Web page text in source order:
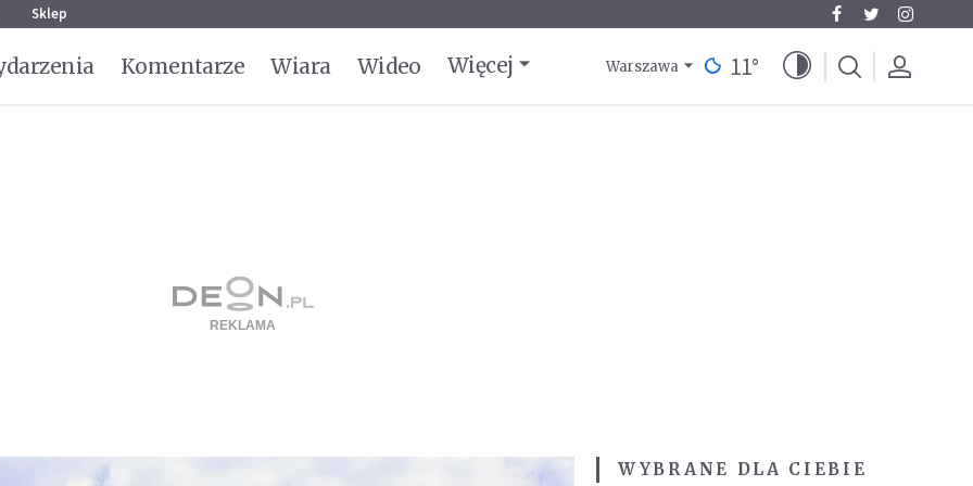
Sklep
Komentarze Wiara Wideo Więcej Warszawa 11°
WYBRANE DLA CIEBIE